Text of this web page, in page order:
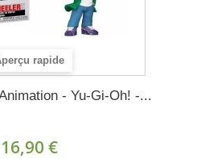
rapide
- Yu-Gi-Oh! -...
16,90 €